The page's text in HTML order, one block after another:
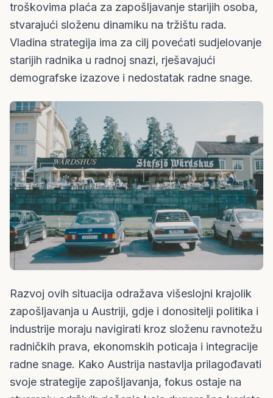
troškovima plaća za zapošljavanje starijih osoba,
stvarajući složenu dinamiku na tržištu rada.
Vladina strategija ima za cilj povećati sudjelovanje
starijih radnika u radnoj snazi, rješavajući
demografske izazove i nedostatak radne snage.
Razvoj ovih situacija odražava višeslojni krajolik
zapošljavanja u Austriji, gdje i donositelji politika i
industrije moraju navigirati kroz složenu ravnotežu
radničkih prava, ekonomskih poticaja i integracije
radne snage. Kako Austrija nastavlja prilagođavati
svoje strategije zapošljavanja, fokus ostaje na